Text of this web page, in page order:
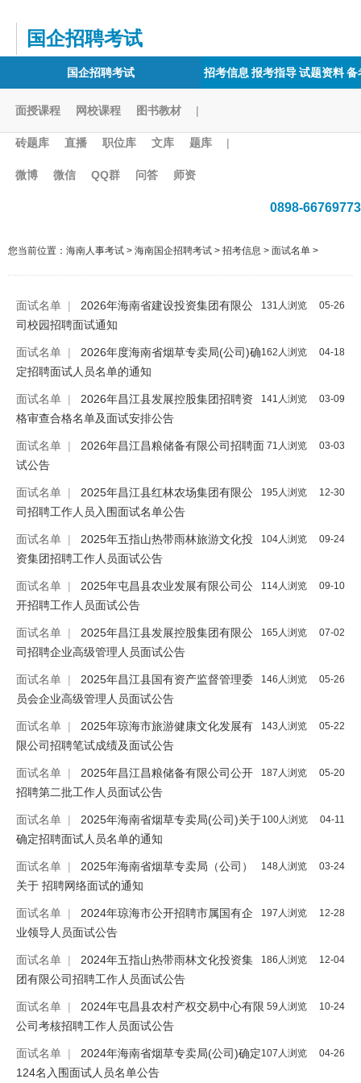
国企招聘考试
国企招聘考试 招考信息 报考指导试题资料备
面授课程 网校课程 图书教材 |
砖题库 直播 职位库 文库 题库 |
微博 微信 QQ群 问答 师资
0898-66769773
您当前位置： 海南人事考试 > 海南国企招聘考试 > 招考信息 > 面试名单 >
05-26
131人浏览
面试名单 |
2026年海南省建设投资集团有限公
司校园招聘面试通知
04-18
162人浏览
面试名单 |
2026年度海南省烟草专卖局(公司)确
定招聘面试人员名单的通知
03-09
141人浏览
面试名单 |
2026年昌江县发展控股集团招聘资
格审查合格名单及面试安排公告
03-03
71人浏览
面试名单 |
2026年昌江昌粮储备有限公司招聘面
试公告
12-30
195人浏览
面试名单 |
2025年昌江县红林农场集团有限公
司招聘工作人员入围面试名单公告
09-24
104人浏览
面试名单 |
2025年五指山热带雨林旅游文化投
资集团招聘工作人员面试公告
09-10
114人浏览
面试名单 |
2025年屯昌县农业发展有限公司公
开招聘工作人员面试公告
07-02
165人浏览
面试名单 |
2025年昌江县发展控股集团有限公
司招聘企业高级管理人员面试公告
05-26
146人浏览
面试名单 |
2025年昌江县国有资产监督管理委
员会企业高级管理人员面试公告
05-22
143人浏览
面试名单 |
2025年琼海市旅游健康文化发展有
限公司招聘笔试成绩及面试公告
05-20
187人浏览
面试名单 |
2025年昌江昌粮储备有限公司公开
招聘第二批工作人员面试公告
04-11
100人浏览
面试名单 |
2025年海南省烟草专卖局(公司)关于
确定招聘面试人员名单的通知
03-24
148人浏览
面试名单 |
2025年海南省烟草专卖局（公司）
关于 招聘网络面试的通知
12-28
197人浏览
面试名单 |
2024年琼海市公开招聘市属国有企
业领导人员面试公告
12-04
186人浏览
面试名单 |
2024年五指山热带雨林文化投资集
团有限公司招聘工作人员面试公告
10-24
59人浏览
面试名单 |
2024年屯昌县农村产权交易中心有限
公司考核招聘工作人员面试公告
04-26
107人浏览
面试名单 |
2024年海南省烟草专卖局(公司)确定
124名入围面试人员名单公告